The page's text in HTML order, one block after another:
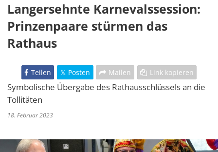
Langersehnte Karnevalssession:
Prinzenpaare stürmen das
Rathaus
Teilen Posten Mailen Link kopieren
Symbolische Übergabe des Rathausschlüssels an die
Tollitäten
18. Februar 2023